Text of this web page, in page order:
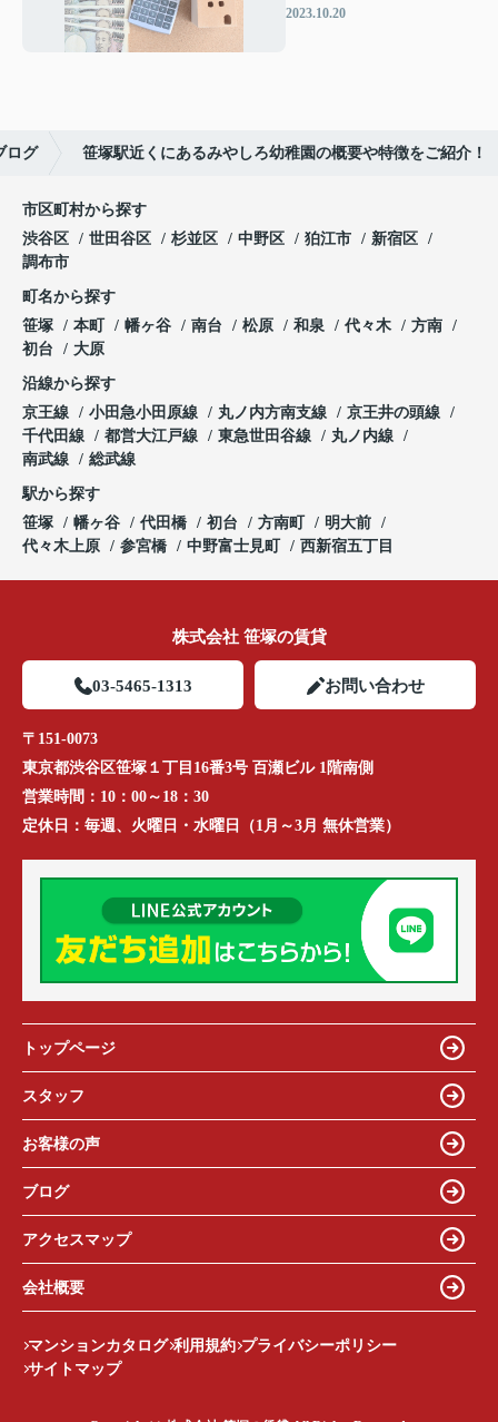
部屋の探し方を解説
2023.10.20
ログ 笹塚駅近くにあるみやしろ幼稚園の概要や特徴をご紹介！
市区町村から探す
渋谷区
世田谷区 杉並区 中野区 狛江市
新宿区
調布市
町名から探す
笹塚
本町 幡ヶ谷 南台 松原 和泉 代々木
方南
初台
大原
沿線から探す
京王線
小田急小田原線 丸ノ内方南支線
京王井の頭線
千代田線
都営大江戸線 東急世田谷線
丸ノ内線
南武線
総武線
駅から探す
笹塚
幡ヶ谷 代田橋 初台 方南町
明大前
代々木上原
参宮橋 中野富士見町 西新宿五丁目
株式会社 笹塚の賃貸
03-5465-1313 お問い合わせ
〒151-0073
東京都渋谷区笹塚１丁目16番3号 百瀬ビル 1階南側
営業時間： 10：00～18：30
定休日： 毎週、火曜日・水曜日（1月～3月 無休営業）
トップページ
スタッフ
お客様の声
ブログ
アクセスマップ
会社概要
マンションカタログ 利用規約 プライバシーポリシー
サイトマップ